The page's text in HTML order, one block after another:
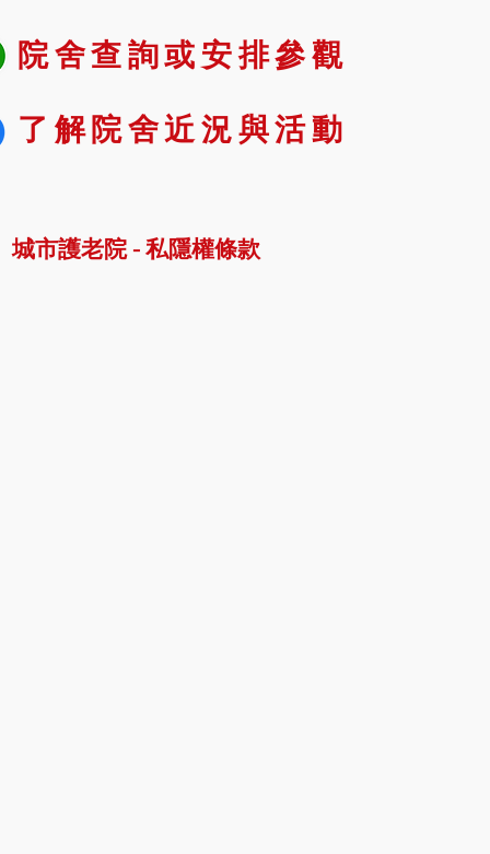
院舍查詢或安排參觀
了解院舍近況與活動
城市護老院 - 私隱權條款